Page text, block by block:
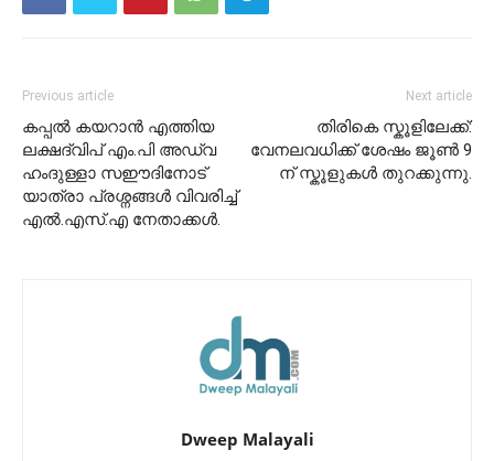
Previous article
കപ്പൽ കയറാൻ എത്തിയ
ലക്ഷദ്വിപ് എം.പി അഡ്വ
ഹംദുള്ളാ സഈദിനോട്
യാത്രാ പ്രശ്നങ്ങൾ വിവരിച്ച്
എൽ.എസ്.എ നേതാക്കൾ.
Next article
തിരികെ സ്കൂളിലേക്ക്:
വേനലവധിക്ക് ശേഷം ജൂൺ 9
ന് സ്കൂളുകൾ തുറക്കുന്നു.
Dweep Malayali